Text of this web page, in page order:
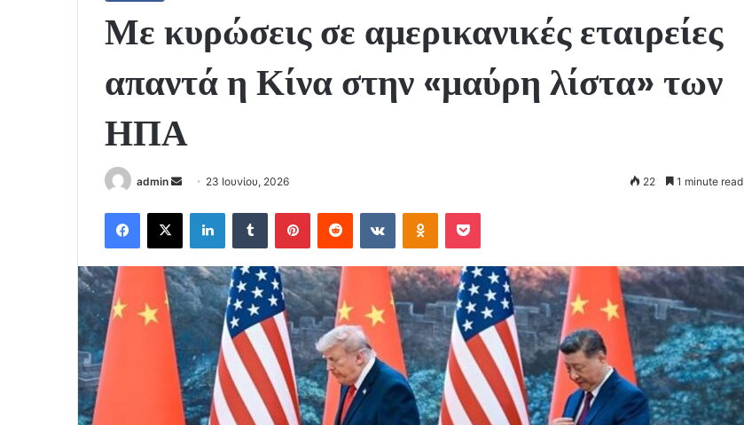
Με κυρώσεις σε αμερικανικές εταιρείες
απαντά η Κίνα στην «μαύρη λίστα» των
ΗΠΑ
admin
Send
email
23 Ιουνίου, 2026 22 1 minute read
Facebook
X LinkedInTumblr PinterestReddit VKontakteOdnoklassniki
Pocket